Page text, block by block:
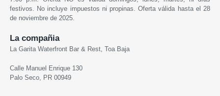
festivos. No incluye impuestos ni propinas. Oferta válida hasta el 28
de noviembre de 2025.
La compañia
La Garita Waterfront Bar & Rest, Toa Baja
Calle Manuel Enrique 130
Palo Seco, PR 00949